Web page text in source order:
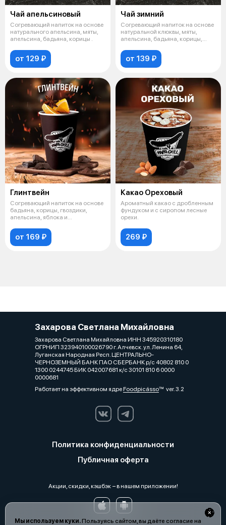
Чай апельсиновый
Согревающий напиток на основе
натурального апельсина, мяты,
апельсина, бадьяна, корицы .
от 129 ₽
Чай зимний
Согревающий напиток на основе
натуральной клюквы, мяты,
апельсина, бадьяна, корицы,
от 139 ₽
Глинтвейн
Согревающий напиток на основе
бадьяна, корицы, гвоздики,
апельсина, яблока и
от 169 ₽
Какао Ореховый
Ароматный какао с дробленным
фундуком и с сиропом лесные
орехи.
269 ₽
Мы используем куки.Пользуясь сайтом, вы даёте согласие на
Захарова Светлана Михайловна
Захарова Светлана Михайловна ИНН 345920310180
ОГРНИП 323940100026790 г. Алчевск. ул. Ленина 64,
Луганская Народная Респ. ЦЕНТРАЛЬНО-
ЧЕРНОЗЕМНЫЙ БАНК ПАО СБЕРБАНК р/с 40802 810 0
1300 0244745 БИК 042007681 к/с 30101 810 6 0000
0000681
Работает на эффективном ядреFoodpicássover. 3.2
Политика конфиденциальности
Публичная оферта
Акции, скидки, кэшбэк − в нашем приложении!